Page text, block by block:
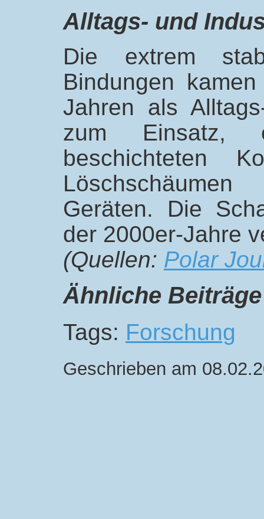
Alltags- und
Die extrem
Bindungen
Jahren als
zum Einsatz,
beschichteten
Geräten. Die
der 2000er-Jahre
(Quellen: Polar
Ähnliche Beiträge
Tags: Forschung
Geschrieben am